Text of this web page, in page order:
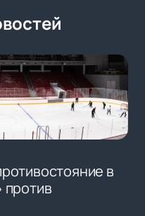
в
против